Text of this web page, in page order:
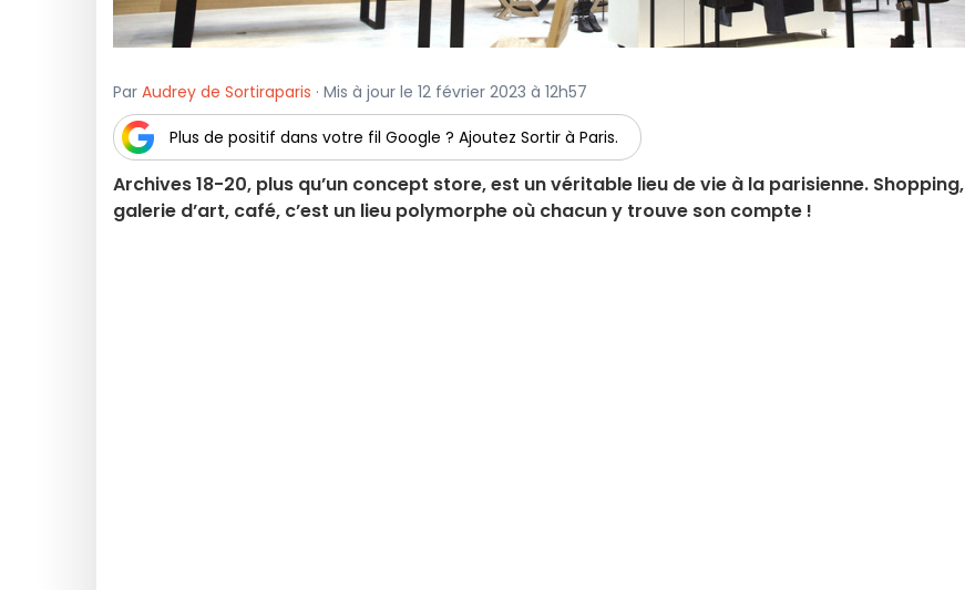
Par Audrey de Sortiraparis · Mis à jour le 12 février 2023 à 12h57
Plus de positif dans votre fil Google ? Ajoutez Sortir à Paris.
Archives 18-20, plus qu’un concept store, est un véritable lieu de vie à la parisienne. Shopping,
galerie d’art, café, c’est un lieu polymorphe où chacun y trouve son compte !